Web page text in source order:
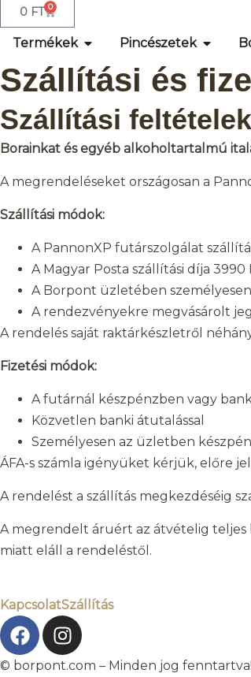
0 FT 0
Termékek Pincészetek
Szállítási és
Szállítási feltételek
Borainkat és egyéb alkoholtartalmú
A megrendeléseket országosan a
Szállítási módok:
A PannonXP futárszolgálat
A Magyar Posta szállítási díja
A Borpont üzletében
A rendezvényekre megvásárolt
A rendelés saját raktárkészletről
Fizetési módok:
A futárnál készpénzben vagy
Közvetlen banki átutalással
Személyesen az üzletben
ÁFA-s számla igényüket kérjük, előre
A rendelést a szállítás megkezdéséig
A megrendelt áruért az átvételig
miatt eláll a rendeléstől.
KapcsolatSzállítás
© borpont.com – Minden jog fenntartva!